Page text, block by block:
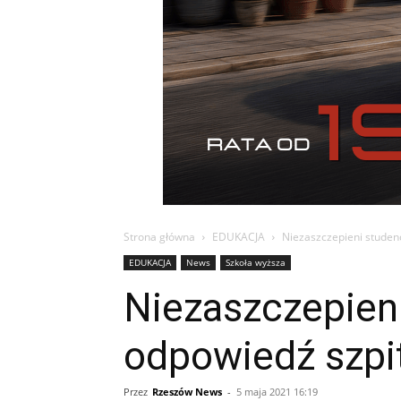
Strona główna EDUKACJA Niezaszczepieni
EDUKACJA News Szkoła wyższa
odpowiedź
Przez Rzeszów News - 5 maja 2021 16:19